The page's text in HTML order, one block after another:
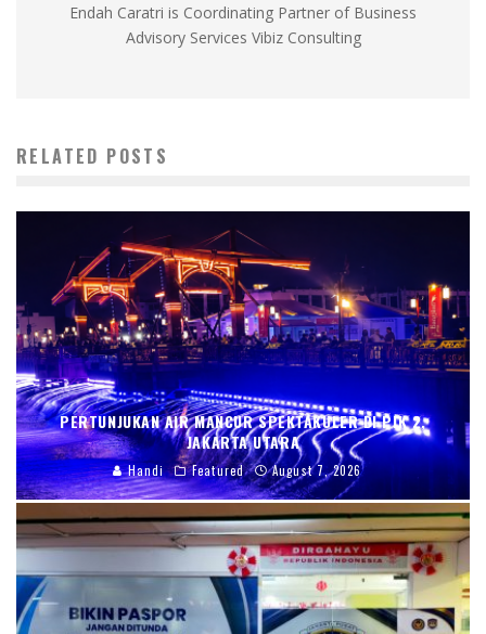
Endah Caratri is Coordinating Partner of Business
Advisory Services Vibiz Consulting
RELATED POSTS
PERTUNJUKAN AIR MANCUR SPEKTAKULER DI PIK 2,
JAKARTA UTARA
Handi Featured August 7, 2026